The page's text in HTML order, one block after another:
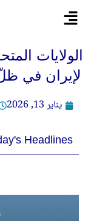
Flyout
الولايات
لإيران في
يناير 13, 2026
Headlines